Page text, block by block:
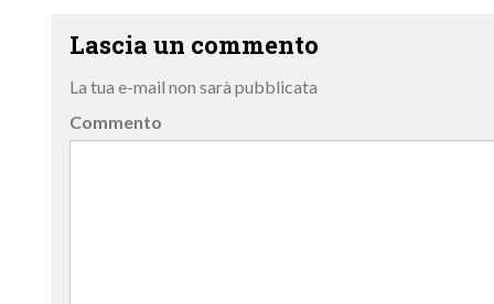
Lascia un commento
La tua e-mail non sarà pubblicata
Commento